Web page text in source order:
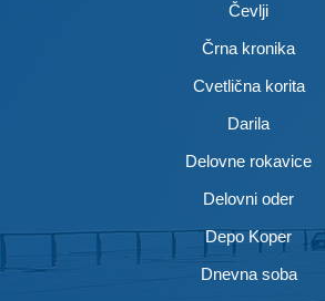
Čevlji
Črna kronika
Cvetlična korita
Darila
Delovne rokavice
Delovni oder
Depo Koper
Dnevna soba